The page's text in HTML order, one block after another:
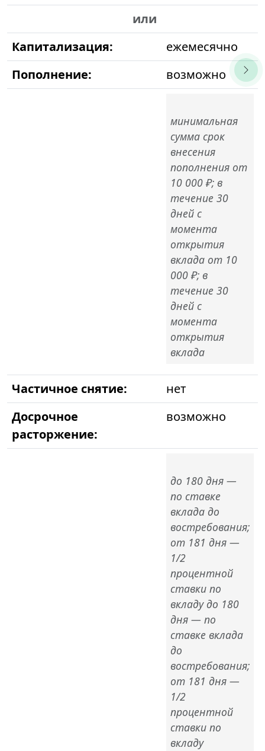
или
Капитализация:
ежемесячно
Пополнение:
возможно
минимальная
сумма срок
внесения
пополнения от
10 000 ₽; в
течение 30
дней с
момента
открытия
вклада от 10
000 ₽; в
течение 30
дней с
момента
открытия
вклада
Частичное снятие:
нет
Досрочное
расторжение:
возможно
до 180 дня —
по ставке
вклада до
востребования;
от 181 дня —
1/2
процентной
ставки по
вкладу до 180
дня — по
ставке вклада
до
востребования;
от 181 дня —
1/2
процентной
ставки по
вкладу